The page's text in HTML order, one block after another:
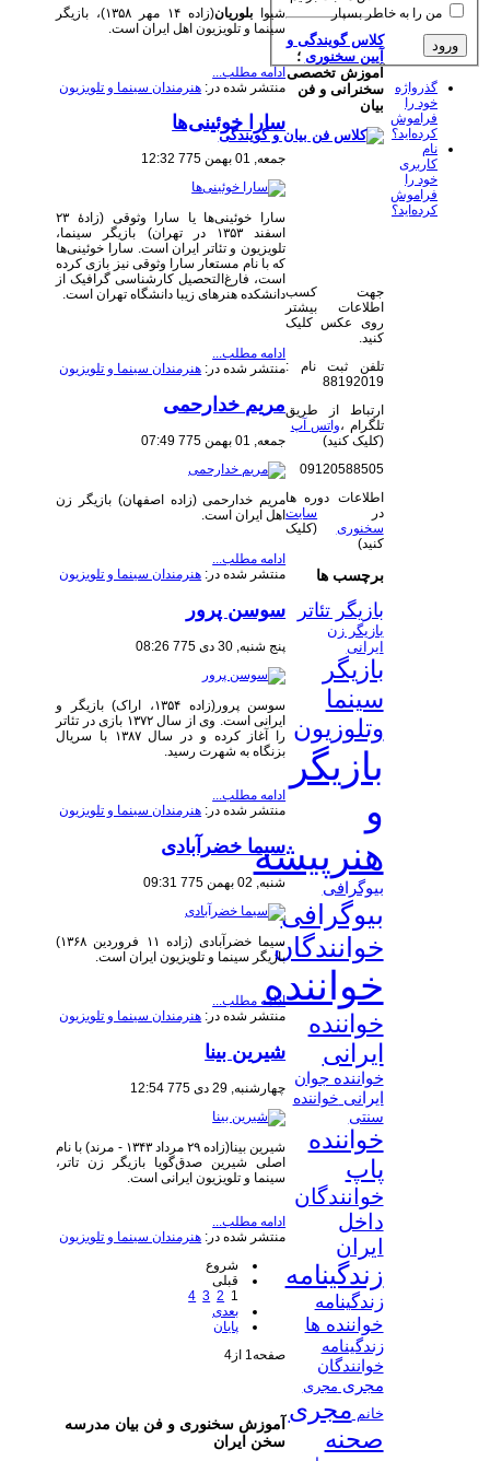
شیوا بلوریان
(زاده ۱۴ مهر ۱۳۵۸)، بازیگر
سینما و تلویزیون اهل ایران است.
ادامه مطلب...
منتشر شده در: هنرمندان سینما و تلویزیون
سارا خوئینی‌ها
جمعه, 01 بهمن 775 12:32
سارا خوئینی‌ها یا سارا وثوقی (زادهٔ ۲۳
اسفند ۱۳۵۳ در تهران) بازیگر سینما،
تلویزیون و تئاتر ایران است. سارا خوئینی‌ها
که با نام مستعار سارا وثوقی نیز بازی کرده
است، فارغ‌التحصیل کارشناسی گرافیک از
دانشکده هنرهای زیبا دانشگاه تهران است.
ادامه مطلب...
منتشر شده در: هنرمندان سینما و تلویزیون
مریم خدارحمی
جمعه, 01 بهمن 775 07:49
مریم خدارحمی (زاده اصفهان) بازیگر زن
اهل ایران است.
ادامه مطلب...
منتشر شده در: هنرمندان سینما و تلویزیون
سوسن پرور
پنج شنبه, 30 دی 775 08:26
سوسن پرور(زاده ۱۳۵۴، اراک) بازیگر و
ایرانی است. وی از سال ۱۳۷۲ بازی در تئاتر
را آغاز کرده و در سال ۱۳۸۷ با سریال
بزنگاه به شهرت رسید.
ادامه مطلب...
منتشر شده در: هنرمندان سینما و تلویزیون
سیما خضرآبادی
شنبه, 02 بهمن 775 09:31
سیما خضرآبادی (زاده ۱۱ فروردین ۱۳۶۸)
بازیگر سینما و تلویزیون ایران است.
ادامه مطلب...
منتشر شده در: هنرمندان سینما و تلویزیون
شیرین بینا
چهارشنبه, 29 دی 775 12:54
شیرین بینا(زاده ۲۹ مرداد ۱۳۴۳ - مرند) با نام
اصلی شیرین صدق‌گویا بازیگر زن تاتر،
سینما و تلویزیون ایرانی است.
ادامه مطلب...
منتشر شده در: هنرمندان سینما و تلویزیون
شروع
قبلی
1
2
3
4
بعدی
پایان
صفحه1 از4
آموزش سخنوری و فن بیان مدرسه
سخن ایران
کلاس گویندگی و
آیین سخنوری ؛
آموزش تخصصی
سخنرانی و فن
بیان
جهت کسب
اطلاعات بیشتر
روی عکس کلیک
کنید.
تلفن ثبت نام :
88192019
ارتباط از طریق
تلگرام ،واتس آپ
(کلیک کنید)
09120588505
اطلاعات دوره ها
در سایت
سخنوری (کلیک
کنید)
برچسب ها
بازیگر تئاتر
بازیگر زن
ایرانی
بازیگر
سینما
وتلوزیون
بازیگر
و
هنرپیشه
بیوگرافی
بیوگرافی
خوانندگان
خواننده
خواننده
ایرانی
خواننده جوان
ایرانی خواننده
سنتی
خواننده
پاپ
خوانندگان
داخل
ایران
زندگینامه
زندگینامه
خواننده ها
زندگینامه
خوانندگان
مجری مجری
خانم مجری
صحنه
من را به خاطر بسپار
گذرواژه
خود را
فراموش
کرده‌اید؟
نام
کاربری
خود را
فراموش
کرده‌اید؟